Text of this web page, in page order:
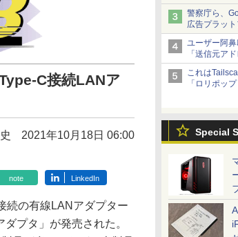
ードバイク
ど！その14
警察庁ら、
広告プラッ
広告」対策
使った投資
ユーザー阿
「送信元ア
【やじうま
これは
「ロリポッ
パボ」を実
Special
C接続LANア
2021年10月18日 06:00
note LinkedIn
続の有線LANアダプター
プタ」が発売された。